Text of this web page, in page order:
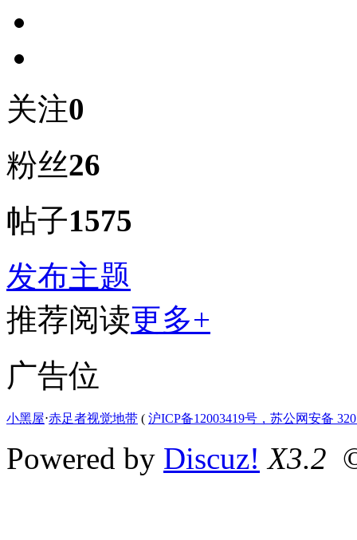
关注0
粉丝26
帖子1575
发布主题
推荐阅读更多+
广告位
小黑屋⋅赤足者视觉地带 ( 沪ICP备12003419号，苏公网安备
Powered by Discuz! X3.2